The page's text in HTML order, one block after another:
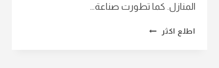
المنازل. كما تطورت صناعة…
اطلع اكثر
دهان